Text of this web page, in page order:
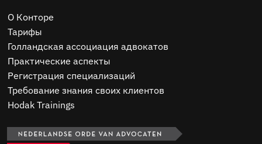
O Конторе
Тарифы
Голландская ассоциация адвокатов
Практические аспекты
Регистрация специализаций
Требование знания своих клиентов
Hodak Trainings